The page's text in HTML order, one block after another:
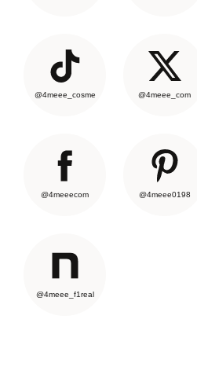
@4meee_cosme @4meee_com
@4meeecom @4meee0198
@4meee_f1real